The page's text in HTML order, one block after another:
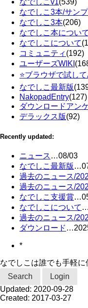
なでしこ3本/サン
なでしこ3本(206)
なでしこ本について
なでしこについて
コミュニティ (192)
ユーザーズWIKI
⭐ブラウザで試し
なでしこ最新版
NakopadEntry(127)
ダウンロードアン
デラックス版(92)
Recently updated:
ニュース …08/03
なでしこ最新版 …
過去のニュース/
過去のニュース/
なでしこ支援賞…
なでしこについて …
過去のニュース/
ダウンロード …
*
なでしこは誰でも手軽に
Search
Login
Updated: 2020-09-28
Created: 2017-03-27